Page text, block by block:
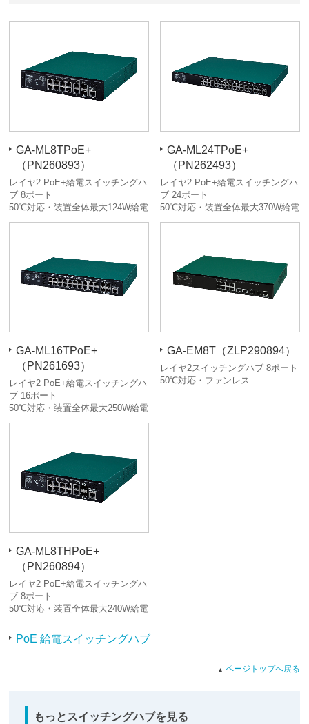
GA-ML8TPoE+
（PN260893）
レイヤ2 PoE+給電スイッチングハ
ブ 8ポート
50℃対応・装置全体最大124W給電
GA-ML24TPoE+
（PN262493）
レイヤ2 PoE+給電スイッチングハ
ブ 24ポート
50℃対応・装置全体最大370W給電
GA-ML16TPoE+
（PN261693）
レイヤ2 PoE+給電スイッチングハ
ブ 16ポート
50℃対応・装置全体最大250W給電
GA-EM8T（ZLP290894）
レイヤ2スイッチングハブ 8ポート
50℃対応・ファンレス
GA-ML8THPoE+
（PN260894）
レイヤ2 PoE+給電スイッチングハ
ブ 8ポート
50℃対応・装置全体最大240W給電
PoE 給電スイッチングハブ
ページトップへ戻る
もっとスイッチングハブを見る